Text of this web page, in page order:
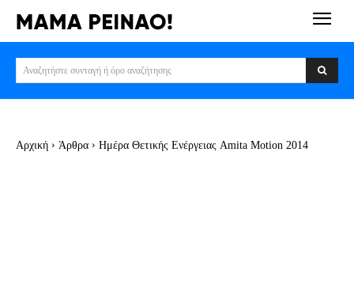
Αναζητήστε συνταγή ή όρο αναζήτησης
Αρχική Άρθρα Ημέρα Θετικής Ενέργειας Amita Motion 2014